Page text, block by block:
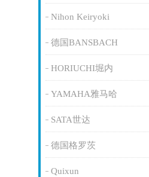
Nihon Keiryoki
德国BANSBACH
HORIUCHI堀内
YAMAHA雅马哈
SATA世达
德国格罗茨
Quixun